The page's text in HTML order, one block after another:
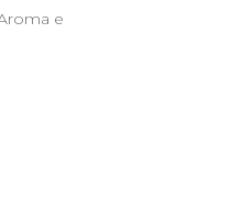
e
silvestres.